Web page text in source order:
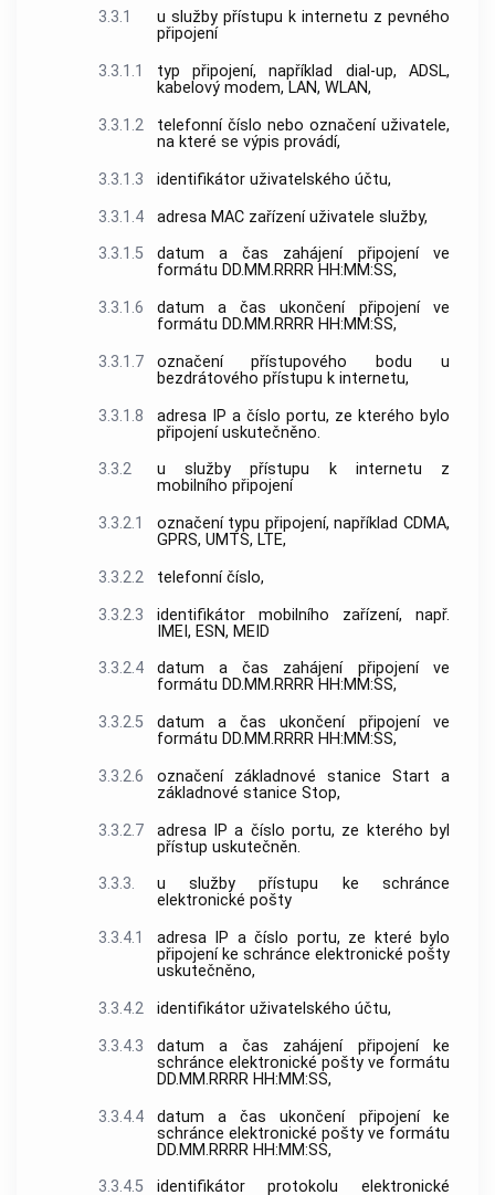
3.3.1
u služby přístupu k internetu z pevného
připojení
3.3.1.1
typ připojení, například dial-up, ADSL,
kabelový modem, LAN, WLAN,
3.3.1.2
telefonní číslo nebo označení uživatele,
na které se výpis provádí,
3.3.1.3
identifikátor uživatelského účtu,
3.3.1.4
adresa MACzařízeníuživatele služby,
3.3.1.5
datum a čas zahájení připojení ve
formátu DD.MM.RRRR HH:MM:SS,
3.3.1.6
datum a čas ukončení připojení ve
formátu DD.MM.RRRR HH:MM:SS,
3.3.1.7
označení přístupového bodu u
bezdrátového přístupu k internetu,
3.3.1.8
adresa IP a číslo portu, ze kterého bylo
připojení uskutečněno.
3.3.2
u službypřístupu k internetu z
mobilního připojení
3.3.2.1
označení typu připojení, například CDMA,
GPRS, UMTS, LTE,
3.3.2.2
telefonní číslo,
3.3.2.3
identifikátor mobilního zařízení, např.
IMEI, ESN, MEID
3.3.2.4
datum a čas zahájení připojení ve
formátu DD.MM.RRRR HH:MM:SS,
3.3.2.5
datum a čas ukončení připojení ve
formátu DD.MM.RRRR HH:MM:SS,
3.3.2.6
označení základnové stanice Start a
základnové stanice Stop,
3.3.2.7
adresa IP a číslo portu, ze kterého byl
přístup uskutečněn.
3.3.3.
u službypřístupu ke schránce
elektronické pošty
3.3.4.1
adresa IP ačíslo portu, ze které bylo
připojení ke schránce elektronické pošty
uskutečněno,
3.3.4.2
identifikátor uživatelského účtu,
3.3.4.3
datum a čas zahájení připojení ke
schránce elektronické pošty ve formátu
DD.MM.RRRR HH:MM:SS,
3.3.4.4
datum a čas ukončení připojení ke
schránce elektronické pošty ve formátu
DD.MM.RRRR HH:MM:SS,
3.3.4.5
identifikátor protokolu elektronické